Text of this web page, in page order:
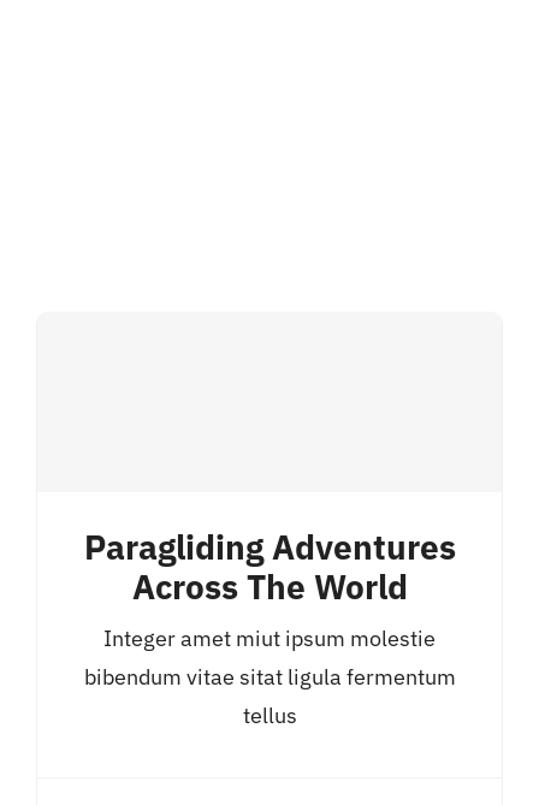
Paragliding Adventures
Across The World
Integer amet miut ipsum molestie
bibendum vitae sitat ligula fermentum
tellus